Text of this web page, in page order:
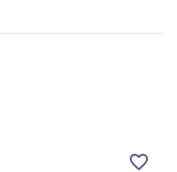
favorite_border